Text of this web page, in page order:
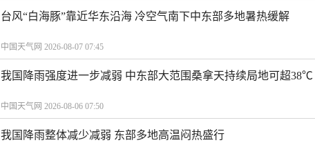
台风“白海豚”靠近华东沿海 冷空气南下中东部多地暑热缓解
中国天气网 2026-08-07 07:45
我国降雨强度进一步减弱 中东部大范围桑拿天持续局地可超38℃
中国天气网 2026-08-06 07:50
我国降雨整体减少减弱 东部多地高温闷热盛行